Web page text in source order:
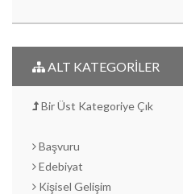
ALT KATEGORİLER
Bir Üst Kategoriye Çık
Başvuru
Edebiyat
Kişisel Gelişim